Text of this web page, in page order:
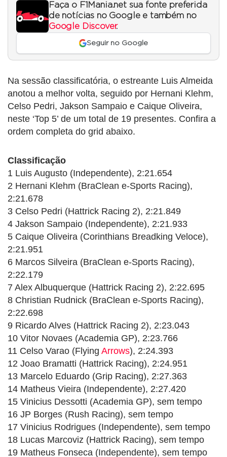
Faça o F1Mania.net sua fonte preferida
de notícias no Google e também no
Google Discover.
Seguir no Google
Na sessão classificatória, o estreante Luis Almeida
anotou a melhor volta, seguido por Hernani Klehm,
Celso Pedri, Jakson Sampaio e Caique Oliveira,
neste ‘Top 5’ de um total de 19 presentes. Confira a
ordem completa do grid abaixo.
Classificação
1 Luis Augusto (Independente), 2:21.654
2 Hernani Klehm (BraClean e-Sports Racing),
2:21.678
3 Celso Pedri (Hattrick Racing 2), 2:21.849
4 Jakson Sampaio (Independente), 2:21.933
5 Caique Oliveira (Corinthians Breadking Veloce),
2:21.951
6 Marcos Silveira (BraClean e-Sports Racing),
2:22.179
7 Alex Albuquerque (Hattrick Racing 2), 2:22.695
8 Christian Rudnick (BraClean e-Sports Racing),
2:22.698
9 Ricardo Alves (Hattrick Racing 2), 2:23.043
10 Vitor Novaes (Academia GP), 2:23.766
11 Celso Varao (Flying Arrows), 2:24.393
12 Joao Bramatti (Hattrick Racing), 2:24.951
13 Marcelo Eduardo (Grip Racing), 2:27.363
14 Matheus Vieira (Independente), 2:27.420
15 Vinicius Dessotti (Academia GP), sem tempo
16 JP Borges (Rush Racing), sem tempo
17 Vinicius Rodrigues (Independente), sem tempo
18 Lucas Marcoviz (Hattrick Racing), sem tempo
19 Matheus Fonseca (Independente), sem tempo